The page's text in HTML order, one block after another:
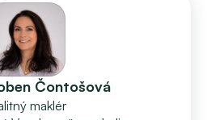
Čontošová
maklér